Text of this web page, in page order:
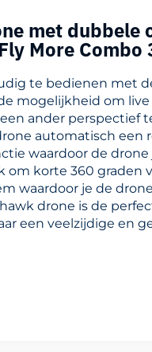
met dubbele
More Combo
te bedienen met
mogelijkheid om
ander perspectief
automatisch een
waardoor de
korte 360 graden
waardoor je de
drone is de
een veelzijdige en